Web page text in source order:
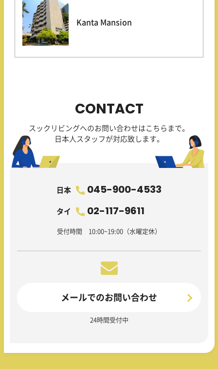
Kanta Mansion
CONTACT
スックリビングへのお問い合わせはこちらまで。
日本人スタッフが対応致します。
日本 045-900-4533
タイ 02-117-9611
受付時間 10:00~19:00（水曜定休）
メールでのお問い合わせ
24時間受付中